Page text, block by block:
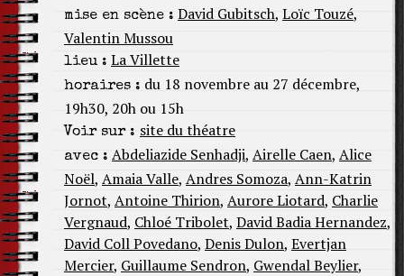
mise en scène : David Gubitsch, Loïc Touzé,
Valentin Mussou
lieu : La Villette
horaires : du 18 novembre au 27 décembre,
19h30, 20h ou 15h
Voir sur : site du théatre
avec : Abdeliazide Senhadji, Airelle Caen, Alice
Noël, Amaia Valle, Andres Somoza, Ann-Katrin
Jornot, Antoine Thirion, Aurore Liotard, Charlie
Vergnaud, Chloé Tribolet, David Badia Hernandez,
David Coll Povedano, Denis Dulon, Evertjan
Mercier, Guillaume Sendron, Gwendal Beylier,